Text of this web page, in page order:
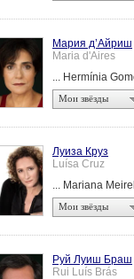
Мария д’Айриш
Maria d'Aires
... Hermínia
Мои звёзды
Луиза Круз
Luísa Cruz
... Mariana
Мои звёзды
Руй Луиш Браш
Rui Luís Brás